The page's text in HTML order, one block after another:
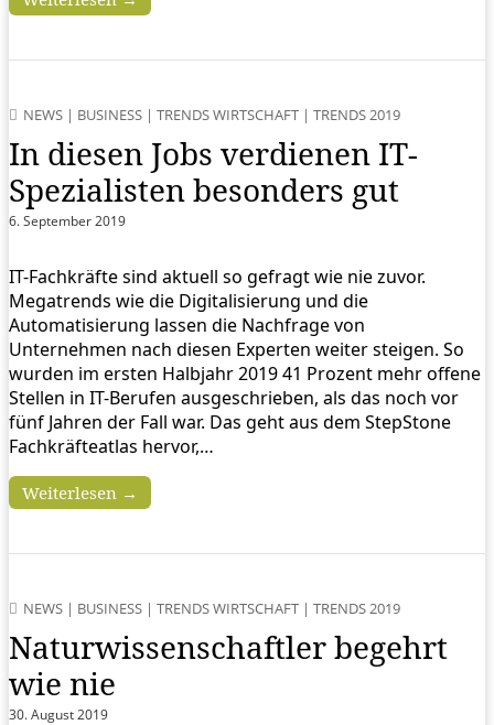
NEWS | BUSINESS | TRENDS WIRTSCHAFT | TRENDS 2019
In diesen Jobs verdienen IT-
Spezialisten besonders gut
6. September 2019
IT-Fachkräfte sind aktuell so gefragt wie nie zuvor.
Megatrends wie die Digitalisierung und die
Automatisierung lassen die Nachfrage von
Unternehmen nach diesen Experten weiter steigen. So
wurden im ersten Halbjahr 2019 41 Prozent mehr offene
Stellen in IT-Berufen ausgeschrieben, als das noch vor
fünf Jahren der Fall war. Das geht aus dem StepStone
Fachkräfteatlas hervor,…
Weiterlesen →
NEWS | BUSINESS | TRENDS WIRTSCHAFT | TRENDS 2019
Naturwissenschaftler begehrt
wie nie
30. August 2019